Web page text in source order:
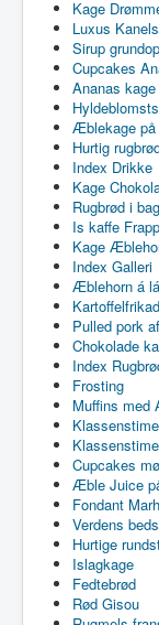
Kage
Luxus
Sirup
Cupcakes
Ananas
Æblekage
Hurtig
Index Drikke
Kage
Rugbrød i
Is kaffe
Kage
Index Galleri
Æblehorn á
Pulled pork
Chokolade
Index
Frosting
Muffins med
Cupcakes
Æble Juice
Fondant
Verdens
Hurtige
Islagkage
Fedtebrød
Rød Gisou